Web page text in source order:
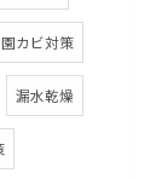
カビ対策
漏水乾燥